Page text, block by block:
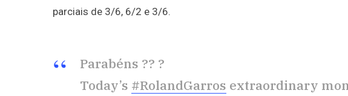
parciais de 3/6, 6/2 e 3/6.
Parabéns ?? ?
Today’s #RolandGarros extraordinary